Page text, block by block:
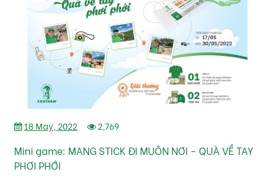
18 May, 2022 2,769
Mini game: MANG STICK ĐI MUÔN NƠI - QUÀ VỀ TAY
PHƠI PHỚI